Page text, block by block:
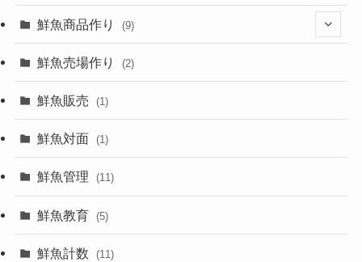
鮮魚商品作り (9)
(8)
鮮魚売場作り (2)
鮮魚販売 (1)
鮮魚対面 (1)
鮮魚管理 (11)
鮮魚教育 (5)
鮮魚計数 (11)